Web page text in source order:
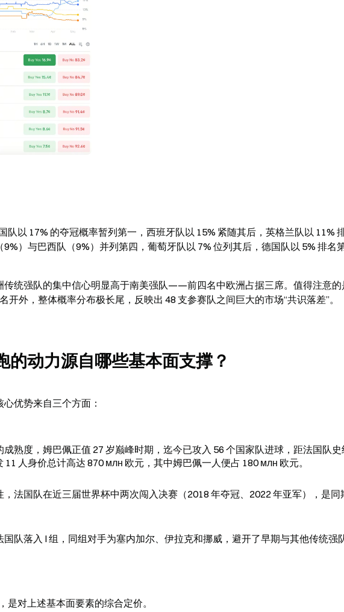
队以 17% 的夺冠概率暂列第一，西班牙队以 15% 紧随其后，英格兰队以 11%
）与巴西队（9%）并列第四，葡萄牙队以 7% 位列其后，德国队以 5% 排名第
传统强队的集中信心明显高于南美强队——前四名中欧洲占据三席。值得注意的
开外，整体概率分布极长尾，反映出 48 支参赛队之间巨大的市场“共识落差”。
的动力源自哪些基本面支撑？
优势来自三个方面：
熟度，姆巴佩正值 27 岁巅峰时期，迄今已攻入 56 个国家队进球，距法国队史
11 人身价总计高达 870 млн 欧元，其中姆巴佩一人便占 180 млн 欧元。
法国队在近三届世界杯中两次闯入决赛（2018 年夺冠、2022 年亚军），是同
队落入 I 组，同组对手为塞内加尔、伊拉克和挪威，避开了早期与其他传统强
是对上述基本面要素的综合定价。